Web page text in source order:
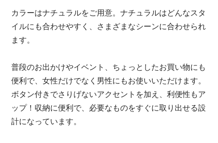
カラーはナチュラルをご用意。ナチュラルはどんなスタ
イルにも合わせやすく、さまざまなシーンに合わせられ
ます。
普段のお出かけやイベント、ちょっとしたお買い物にも
便利で、女性だけでなく男性にもお使いいただけます。
ボタン付きでさりげないアクセントを加え、利便性もア
ップ！収納に便利で、必要なものをすぐに取り出せる設
計になっています。